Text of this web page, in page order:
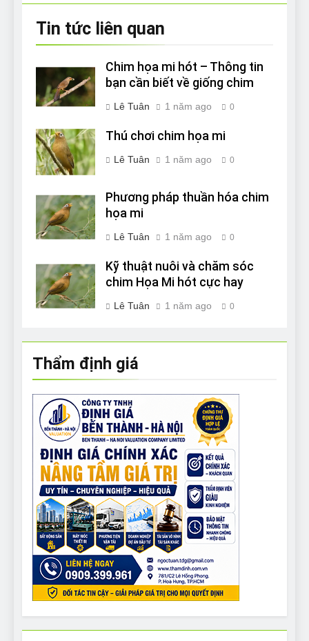
Tin tức liên quan
Chim họa mi hót – Thông tin
bạn cần biết về giống chim
Lê Tuân 1 năm ago 0
Thú chơi chim họa mi
Lê Tuân 1 năm ago 0
Phương pháp thuần hóa chim
họa mi
Lê Tuân 1 năm ago 0
Kỹ thuật nuôi và chăm sóc
chim Họa Mi hót cực hay
Lê Tuân 1 năm ago 0
Thẩm định giá